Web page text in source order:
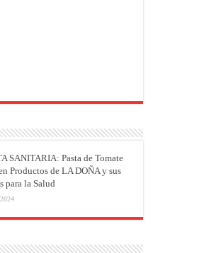
SANITARIA: Pasta de Tomate
Productos de LA DOÑA y sus
para la Salud